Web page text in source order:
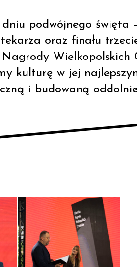
dniu podwójnego święta
oraz finału
Wielkopolskich
kulturę w jej
i budowaną